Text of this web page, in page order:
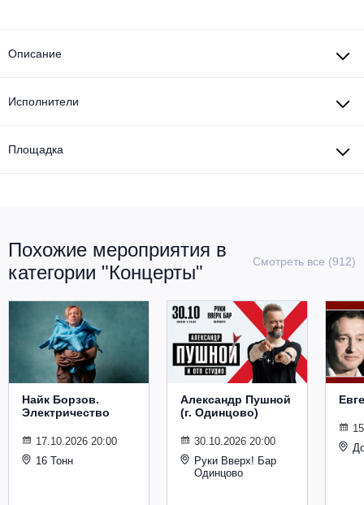
Описание
Исполнители
Площадка
Похожие мероприятия в
категории "Концерты"
Смотреть все (912)
Найк Борзов.
Электричество
17.10.2026 20:00
16 Тонн
Александр Пушной
(г. Одинцово)
30.10.2026 20:00
Руки Вверх! Бар
Одинцово